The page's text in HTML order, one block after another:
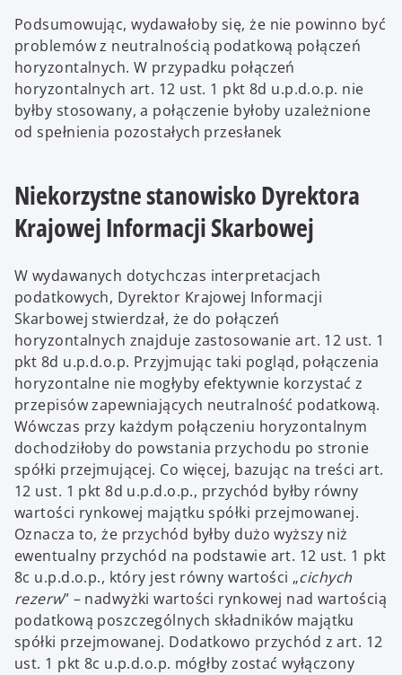
Podsumowując, wydawałoby się, że nie powinno być
problemów z neutralnością podatkową połączeń
horyzontalnych. W przypadku połączeń
horyzontalnych art. 12 ust. 1 pkt 8d u.p.d.o.p. nie
byłby stosowany, a połączenie byłoby uzależnione
od spełnienia pozostałych przesłanek
Niekorzystne stanowisko Dyrektora
Krajowej Informacji Skarbowej
W wydawanych dotychczas interpretacjach
podatkowych, Dyrektor Krajowej Informacji
Skarbowej stwierdzał, że do połączeń
horyzontalnych znajduje zastosowanie art. 12 ust. 1
pkt 8d u.p.d.o.p. Przyjmując taki pogląd, połączenia
horyzontalne nie mogłyby efektywnie korzystać z
przepisów zapewniających neutralność podatkową.
Wówczas przy każdym połączeniu horyzontalnym
dochodziłoby do powstania przychodu po stronie
spółki przejmującej. Co więcej, bazując na treści art.
12 ust. 1 pkt 8d u.p.d.o.p., przychód byłby równy
wartości rynkowej majątku spółki przejmowanej.
Oznacza to, że przychód byłby dużo wyższy niż
ewentualny przychód na podstawie art. 12 ust. 1 pkt
8c u.p.d.o.p., który jest równy wartości „cichych
rezerw” – nadwyżki wartości rynkowej nad wartością
podatkową poszczególnych składników majątku
spółki przejmowanej. Dodatkowo przychód z art. 12
ust. 1 pkt 8c u.p.d.o.p. mógłby zostać wyłączony